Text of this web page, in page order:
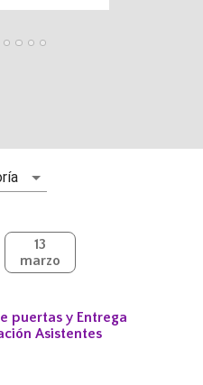
13
marzo
puertas y Entrega
Asistentes